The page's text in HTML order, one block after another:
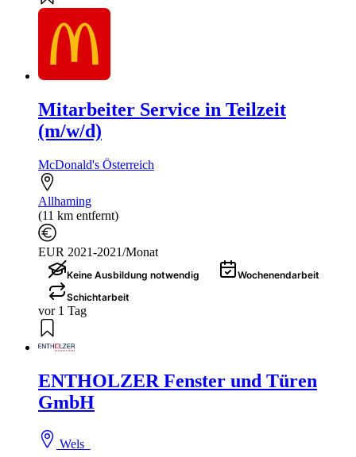
Mitarbeiter Service in Teilzeit
(m/w/d)
McDonald's Österreich
Allhaming
(11 km entfernt)
EUR 2021-2021/Monat
Keine Ausbildung notwendig
Wochenendarbeit
Schichtarbeit
vor 1 Tag
ENTHOLZER Fenster und Türen
GmbH
Wels